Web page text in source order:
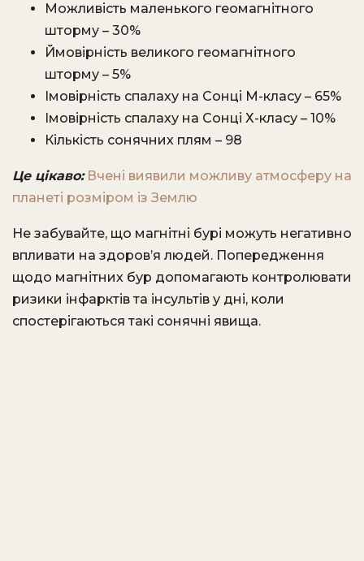
Можливість маленького геомагнітного
шторму – 30%
Ймовірність великого геомагнітного
шторму – 5%
Імовірність спалаху на Сонці М-класу – 65%
Імовірність спалаху на Сонці Х-класу – 10%
Кількість сонячних плям – 98
Це цікаво: Вчені виявили можливу атмосферу на
планеті розміром із Землю
Не забувайте, що магнітні бурі можуть негативно
впливати на здоров’я людей. Попередження
щодо магнітних бур допомагають контролювати
ризики інфарктів та інсультів у дні, коли
спостерігаються такі сонячні явища.